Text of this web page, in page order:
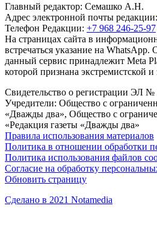
Главный редактор: Семашко А.Н.
Адрес электронной почты редакции:
Телефон Редакции: +7 968 246-25-97
На страницах сайта в
встречаться указание на
данный сервис принадлежит Meta
которой признана экстремистской
Свидетельство о регистрации ЭЛ
Учредители: Общество с
«Дважды два», Общество с
«Редакция газеты «Дважды два»
Правила использования материалов
Политика в отношении обработки
Политика использования файлов
Согласие на обработку
Обновить страницу
Сделано в 2021 Notamedia